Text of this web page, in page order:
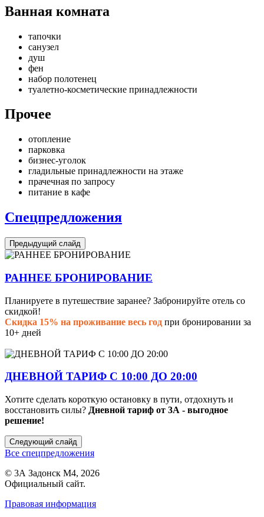
Ванная комната
тапочки
санузел
душ
фен
набор полотенец
туалетно-косметические принадлежности
Прочее
отопление
парковка
бизнес-уголок
гладильные принадлежности на этаже
прачечная по запросу
питание в кафе
Спецпредложения
Предыдущий слайд
РАННЕЕ БРОНИРОВАНИЕ
Планируете в путешествие заранее? Забронируйте отель со
скидкой!
Скидка 15% на проживание весь год при бронировании за
10+ дней
ДНЕВНОЙ ТАРИФ С 10:00 ДО 20:00
Хотите сделать короткую остановку в пути, отдохнуть и
восстановить силы? Дневной тариф от 3А - выгодное
решение!
Следующий слайд
Все спецпредложения
© 3А Задонск М4, 2026
Официальный сайт.
Правовая информация